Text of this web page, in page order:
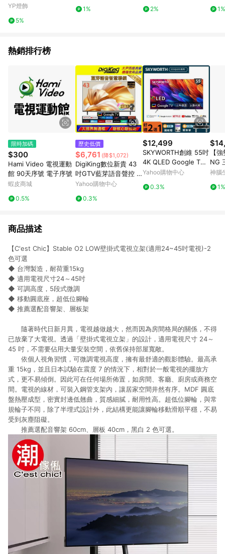
YP燈飾
5%
1%
2%
1%
熱銷排行榜
限時加碼
$300
Hami Video 電視運動
館 90天序號 電子序號
蝦皮商城
0.5%
歷史低價
$6,761 (降$1,072)
DigiKing數位新貴 43
吋GTV藍芽語音聲控 IP
S FHD智慧聯網液晶顯
3
Yahoo購物中心
0.3%
$12,499
SKYWORTH創維 55吋
4K QLED Google TV
聯網液晶顯示器 55SQ
Yahoo購物中心
0.3%
【
NG
黑
神腦
1%
商品描述
【C'est Chic】Stable O2 LOW壁掛式電視立架(適用24~45吋電視)-2
色可選
◆ 台灣製造，耐荷重15kg
◆ 適用電視尺寸24～45吋
◆ 可調高度，5段式微調
◆ 移動圓底座，超低位腳輪
◆ 推薦選配音響架、層板架
隨著時代日新月異，電視越做越大，然而因為房間格局的關係，不得
已放棄了大電視。透過「壁掛式電視立架」的設計，適用電視尺寸 24～
45 吋，不需要佔用大量安裝空間，依舊保持部屋寬敞。
依個人視角習慣，可微調電視高度，擁有最舒適的觀影體驗。最高承
重 15kg，並且日本試驗在震度 7 的情況下，相對於一般電視的擺放方
式，更不易傾倒。因此可在任何場所佈置，如房間、客廳、廚房或商務空
間。電視的線材，可裝入鋼管支架內，讓居家空間井然有序。MDF 圓底
盤熱壓成型，密實封邊低翹曲，質感細膩，耐用性高。超低位腳輪，與常
規輪子不同，除了半埋式設計外，此結構更能讓腳輪移動滑順平穩，不易
受到灰塵阻礙。
推薦選配音響架 60cm、層板 40cm，黑白 2 色可選。